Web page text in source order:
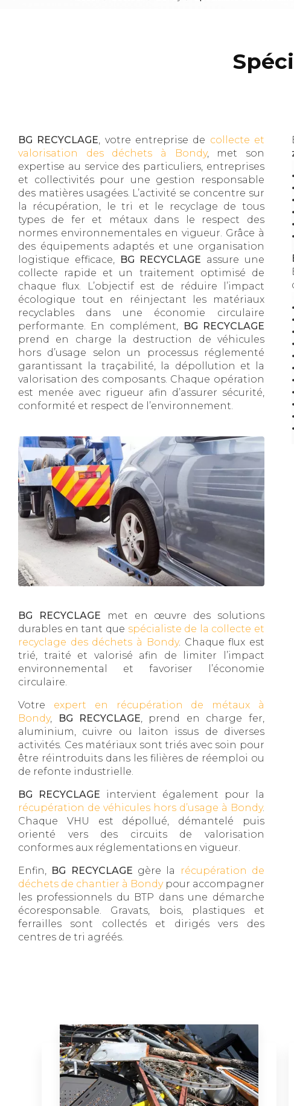
BG RECYCLAGE, votre entreprise de collecte et
valorisation des déchets à Bondy, met son
expertise au service des particuliers, entreprises
et collectivités pour une gestion responsable
des matières usagées. L’activité se concentre sur
la récupération, le tri et le recyclage de tous
types de fer et métaux dans le respect des
normes environnementales en vigueur. Grâce à
des équipements adaptés et une organisation
logistique efficace,
BG RECYCLAGE assure une
collecte rapide et un traitement optimisé de
chaque flux. L’objectif est de réduire l’impact
écologique tout en réinjectant les matériaux
recyclables dans une économie circulaire
performante. En complément,
BG RECYCLAGE
prend en charge la destruction de véhicules
hors d’usage selon un processus réglementé
garantissant la traçabilité, la dépollution et la
valorisation des composants. Chaque opération
est menée avec rigueur afin d’assurer sécurité,
conformité et respect de l’environnement.
BG RECYCLAGE met en œuvre des solutions
durables en tant que spécialiste de la collecte et
recyclage des déchets à Bondy. Chaque flux est
trié, traité et valorisé afin de limiter l’impact
environnemental et favoriser l’économie
circulaire.
Votre expert en récupération de métaux à
Bondy, BG RECYCLAGE, prend en charge fer,
aluminium, cuivre ou laiton issus de diverses
activités. Ces matériaux sont triés avec soin pour
être réintroduits dans les filières de réemploi ou
de refonte industrielle.
BG RECYCLAGE intervient également pour la
récupération de véhicules hors d’usage à Bondy.
Chaque VHU est dépollué, démantelé puis
orienté vers des circuits de valorisation
conformes aux réglementations en vigueur.
Enfin, BG RECYCLAGE gère la
récupération de
déchets de chantier à Bondypour accompagner
les professionnels du BTP dans une démarche
écoresponsable. Gravats, bois, plastiques et
ferrailles sont collectés et dirigés vers des
centres de tri agréés.